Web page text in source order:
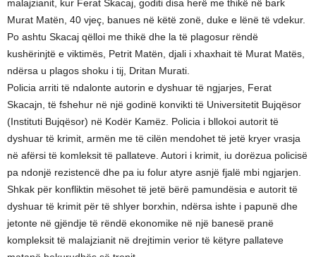
malajzianit, kur Ferat Skacaj, goditi disa herë me thikë në bark
Murat Matën, 40 vjeç, banues në këtë zonë, duke e lënë të vdekur.
Po ashtu Skacaj qëlloi me thikë dhe la të plagosur rëndë
kushërinjtë e viktimës, Petrit Matën, djali i xhaxhait të Murat Matës,
ndërsa u plagos shoku i tij, Dritan Murati.
Policia arriti të ndalonte autorin e dyshuar të ngjarjes, Ferat
Skacajn, të fshehur në një godinë konvikti të Universitetit Bujqësor
(Instituti Bujqësor) në Kodër Kamëz. Policia i bllokoi autorit të
dyshuar të krimit, armën me të cilën mendohet të jetë kryer vrasja
në afërsi të komleksit të pallateve. Autori i krimit, iu dorëzua policisë
pa ndonjë rezistencë dhe pa iu folur atyre asnjë fjalë mbi ngjarjen.
Shkak për konfliktin mësohet të jetë bërë pamundësia e autorit të
dyshuar të krimit për të shlyer borxhin, ndërsa ishte i papunë dhe
jetonte në gjëndje të rëndë ekonomike në një banesë pranë
kompleksit të malajzianit në drejtimin verior të këtyre pallateve